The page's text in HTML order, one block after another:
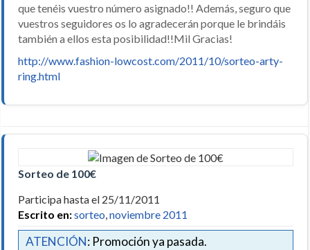
que tenéis vuestro número asignado!! Además, seguro que
vuestros seguidores os lo agradecerán porque le brindáis
también a ellos esta posibilidad!!Mil Gracias!
http://www.fashion-lowcost.com/2011/10/sorteo-arty-
ring.html
Sorteo de 100€
Participa hasta el 25/11/2011
Escrito en:sorteo,noviembre 2011
ATENCIÓN: Promoción ya pasada.